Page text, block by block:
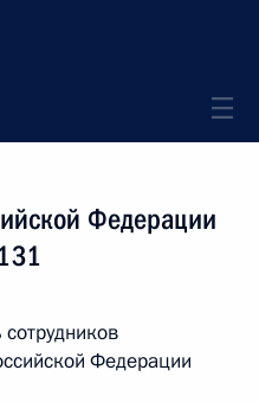
Федерации
Федерации